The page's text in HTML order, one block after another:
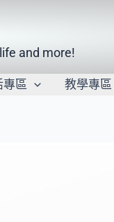
and more!
專區 教學專區